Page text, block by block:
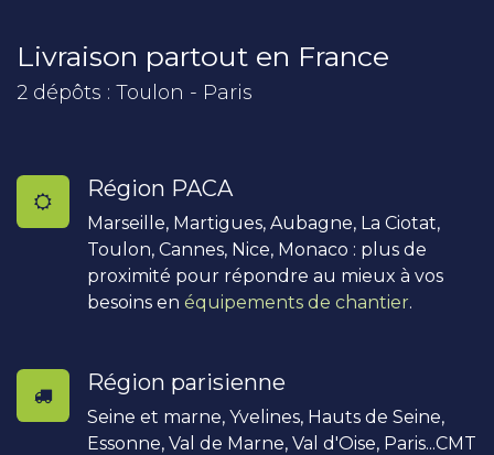
Livraison partout en France
2 dépôts : Toulon - Paris
Région PACA
Marseille, Martigues, Aubagne, La Ciotat,
Toulon, Cannes, Nice, Monaco : plus de
proximité pour répondre au mieux à vos
besoins en équipements de chantier.
Région parisienne
Seine et marne, Yvelines, Hauts de Seine,
Essonne, Val de Marne, Val d'Oise, Paris...CMT